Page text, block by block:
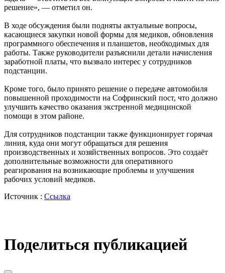
решение», — отметил он.
В ходе обсуждения были подняты актуальные вопросы,
касающиеся закупки новой формы для медиков, обновления
программного обеспечения и планшетов, необходимых для
работы. Также руководители разъяснили детали начисления
заработной платы, что вызвало интерес у сотрудников
подстанции.
Кроме того, было принято решение о передаче автомобиля
повышенной проходимости на Софринский пост, что должно
улучшить качество оказания экстренной медицинской
помощи в этом районе.
Для сотрудников подстанции также функционирует горячая
линия, куда они могут обращаться для решения
производственных и хозяйственных вопросов. Это создаёт
дополнительные возможности для оперативного
реагирования на возникающие проблемы и улучшения
рабочих условий медиков.
Источник : Ссылка
Поделиться публикацией